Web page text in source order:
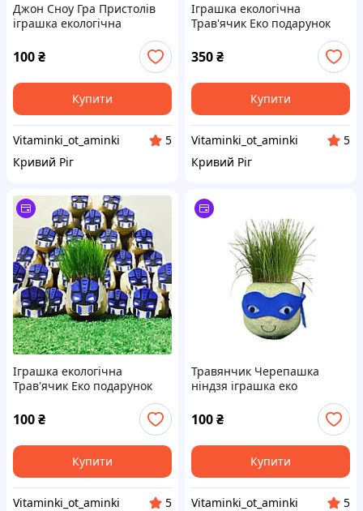
Джон Сноу Гра Пристолів
іграшка екологічна
100₴
Купити
Vitaminki_ot_aminki
5
Кривий Ріг
Іграшка екологічна
Трав'ячик Еко подарунок
350₴
Купити
Vitaminki_ot_aminki
5
Кривий Ріг
Іграшка екологічна
Трав'ячик Еко подарунок
100₴
Купити
Vitaminki_ot_aminki
5
Травянчик Черепашка
ніндзя іграшка еко
100₴
Купити
Vitaminki_ot_aminki
5